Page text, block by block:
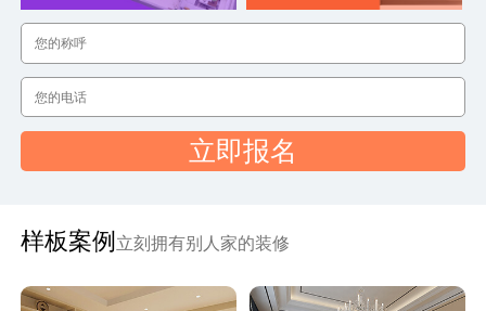
立即报名
样板案例 立刻拥有别人家的装修